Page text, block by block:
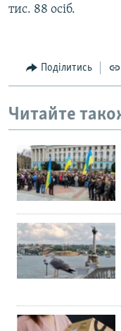
тис. 88 осіб.
Поділитись
Читайте